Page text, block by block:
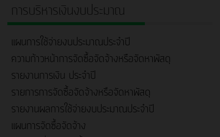
การบริหารเงินงบประมาณ
แผนการใช้จ่ายงบประมาณประจำปี
ความก้าวหน้าการจัดซื้อจัดจ้างหรือจัดหาพัสดุ
รายงานการเงิน ประจำปี
รายการการจัดซื้อจัดจ้างหรือจัดหาพัสดุ
รายงานผลการใช้จ่ายงบประมาณประจำปี
แผนการจัดซื้อจัดจ้าง